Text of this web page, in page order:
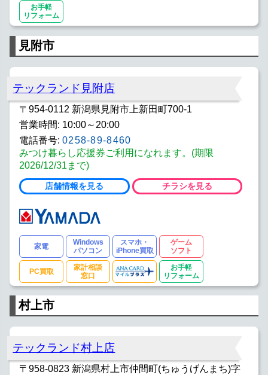
お手軽
リフォーム
見附市
テックランド見附店
〒954-0112 新潟県見附市上新田町700-1
営業時間: 10:00～20:00
電話番号: 0258-89-8460
みつけ暮らし応援券ご利用になれます。(期限
2026/12/31まで)
店舗情報を見る チラシを見る
家電
Windows
パソコン
スマホ・
iPhone買取
ゲーム
ソフト
PC買取
家計相談
窓口
お手軽
リフォーム
村上市
テックランド村上店
〒958-0823 新潟県村上市仲間町(ちゅうげんまち)字